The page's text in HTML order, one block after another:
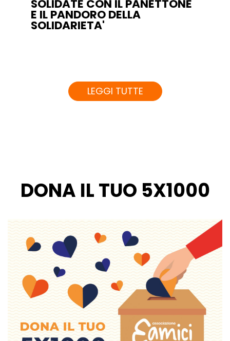
SOLIDATE CON IL PANETTONE
E IL PANDORO DELLA
SOLIDARIETA'
LEGGI TUTTE
DONA IL TUO 5X1000